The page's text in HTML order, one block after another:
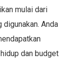
mulai dari
digunakan. Anda
dan budget